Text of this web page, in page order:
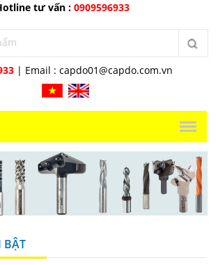
tư vấn : 0909596933
| Email : capdo01@capdo.com.vn
BẬT